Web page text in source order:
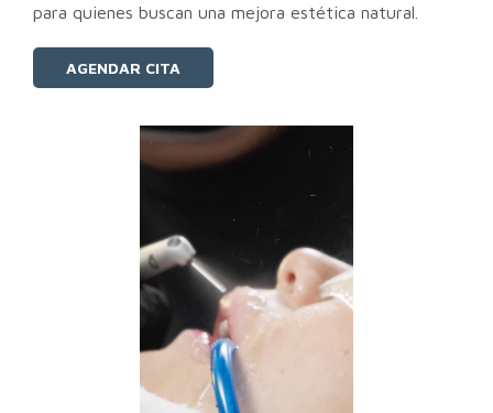
para quienes buscan una mejora estética natural.
AGENDAR CITA